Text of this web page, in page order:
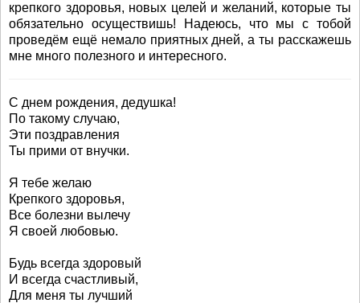
крепкого здоровья, новых целей и желаний, которые ты
обязательно осуществишь! Надеюсь, что мы с тобой
проведём ещё немало приятных дней, а ты расскажешь
мне много полезного и интересного.
С днем рождения, дедушка!
По такому случаю,
Эти поздравления
Ты прими от внучки.
Я тебе желаю
Крепкого здоровья,
Все болезни вылечу
Я своей любовью.
Будь всегда здоровый
И всегда счастливый,
Для меня ты лучший